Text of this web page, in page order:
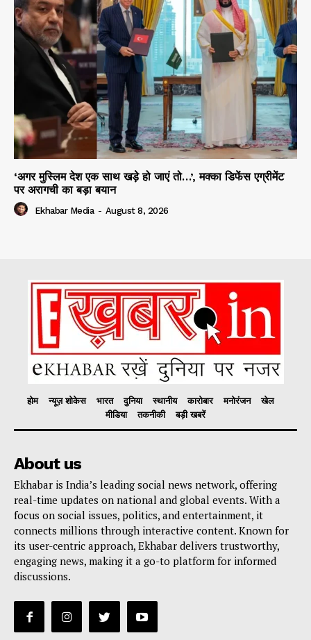
‘अगर मुस्लिम देश एक साथ खड़े हो जाएं तो…’, मक्का डिफेंस एग्रीमेंट
पर अरागची का बड़ा बयान
Ekhabar Media - August 8, 2026
होम न्यूज़ शोकेस भारत दुनिया स्थानीय कारोबार मनोरंजन
खेल
मीडिया
तकनीकी बड़ी खबरें
About us
Ekhabar is India’s leading social news network, offering
real-time updates on national and global events. With a
focus on social issues, politics, and entertainment, it
connects millions through interactive content. Known for
its user-centric approach, Ekhabar delivers trustworthy,
engaging news, making it a go-to platform for informed
discussions.